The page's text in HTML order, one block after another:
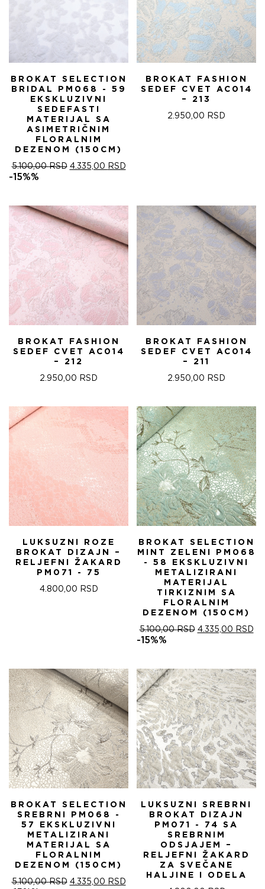
BROKAT SELECTION
BRIDAL PM068 - 59
EKSKLUZIVNI
SEDEFASTI
MATERIJAL SA
ASIMETRIČNIM
FLORALNIM
DEZENOM (150CM)
5.100,00RSD ОРИГИНАЛНА
5.100,00 RSD.
4.335,00 RSDТРЕНУТНА
-15%%
BROKAT FASHION
SEDEF CVET AC014
– 213
2.950,00 RSD
BROKAT FASHION
SEDEF CVET AC014
– 212
2.950,00 RSD
BROKAT FASHION
SEDEF CVET AC014
– 211
2.950,00 RSD
LUKSUZNI ROZE
BROKAT DIZAJN –
RELJEFNI ŽAKARD
PM071 - 75
4.800,00 RSD
BROKAT SELECTION
MINT ZELENI PM068
- 58 EKSKLUZIVNI
METALIZIRANI
MATERIJAL
TIRKIZNIM SA
FLORALNIM
DEZENOM (150CM)
5.100,00RSD ОРИГИНАЛНА
5.100,00 RSD.
4.335,00 RSD
-15%%
BROKAT SELECTION
SREBRNI PM068 -
57 EKSKLUZIVNI
METALIZIRANI
MATERIJAL SA
FLORALNIM
DEZENOM (150CM)
5.100,00RSD ОРИГИНАЛНА
4.335,00 RSDТРЕНУТНА
LUKSUZNI SREBRNI
BROKAT DIZAJN
PM071 - 74 SA
SREBRNIM
ODSJAJEM –
RELJEFNI ŽAKARD
ZA SVEČANE
HALJINE I ODELA